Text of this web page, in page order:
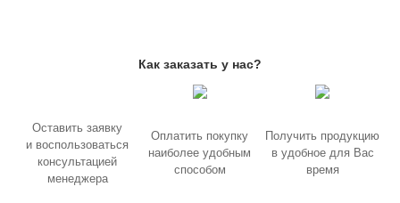
Как заказать у нас?
Оставить заявку
и воспользоваться
консультацией
менеджера
Оплатить покупку
наиболее удобным
способом
Получить продукцию
в удобное для Вас
время